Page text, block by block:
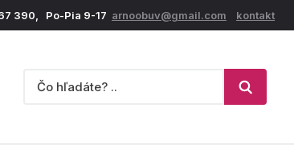
390, Po-Pia 9-17 arnoobuv@gmail.com kontakt